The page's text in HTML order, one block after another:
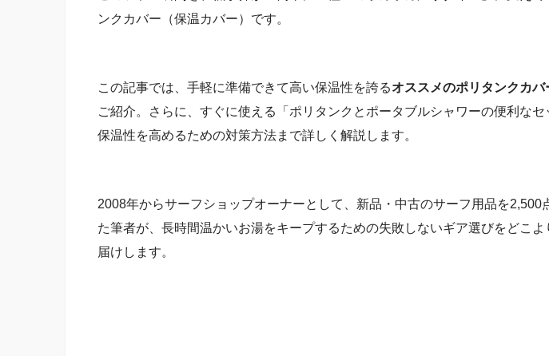
ンクカバー（保温カバー）です。
この記事では、手軽に準備できて高い保温性を誇るオススメのポリタンクカバ
ご紹介。さらに、すぐに使える「ポリタンクとポータブルシャワーの便利なセ
保温性を高めるための対策方法まで詳しく解説します。
2008年からサーフショップオーナーとして、新品・中古のサーフ用品を2,500
た筆者が、長時間温かいお湯をキープするための失敗しないギア選びをどこ
届けします。